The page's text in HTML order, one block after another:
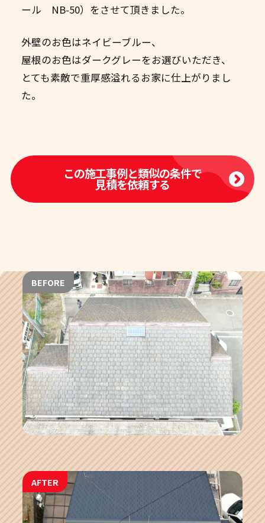
ール NB-50）をさせて頂きました。
外壁のお色はネイビーブルー、
屋根のお色はダークグレーをお選びいただき、
とても素敵で重厚感溢れるお家に仕上がりまし
た。
この施工事例と類似の条件で
見積を依頼する
BEFORE
AFTER